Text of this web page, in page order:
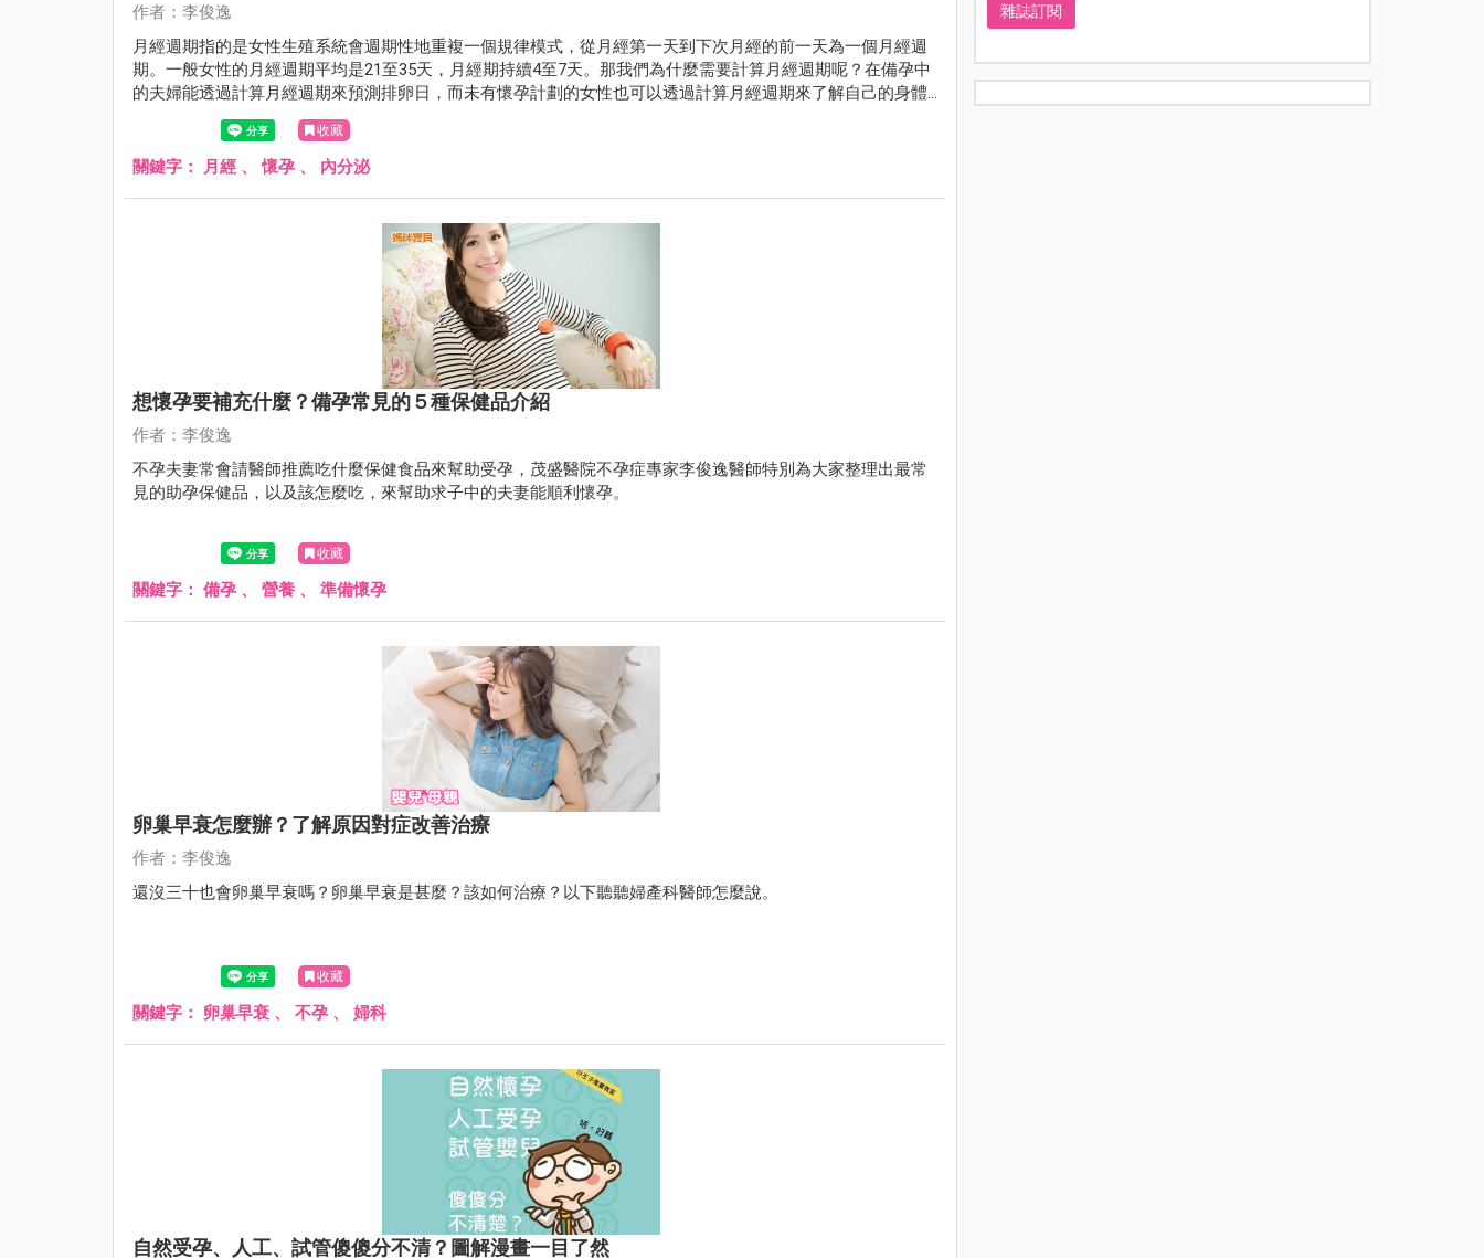
作者：李俊逸
月經週期指的是女性生殖系統會週期性地重複一個規律模式，從月經第一天到下次月經的前一天為一個月經週
期。一般女性的月經週期平均是21至35天，月經期持續4至7天。那我們為什麼需要計算月經週期呢？在備孕中
的夫婦能透過計算月經週期來預測排卵日，而未有懷孕計劃的女性也可以透過計算月經週期來了解自己的身體
收藏
關鍵字： 月經 、懷孕 、 內分泌
想懷孕要補充什麼？備孕常見的５種保健品介紹
作者：李俊逸
不孕夫妻常會請醫師推薦吃什麼保健食品來幫助受孕，茂盛醫院不孕症專家李俊逸醫師特別為大家整理出最常
見的助孕保健品，以及該怎麼吃，來幫助求子中的夫妻能順利懷孕。
收藏
關鍵字： 備孕 、 營養 、 準備懷孕
卵巢早衰怎麼辦？了解原因對症改善治療
作者：李俊逸
還沒三十也會卵巢早衰嗎？卵巢早衰是甚麼？該如何治療？以下聽聽婦產科醫師怎麼說。
收藏
關鍵字： 卵巢早衰 、 不孕 、 婦科
自然受孕、人工、試管傻傻分不清？圖解漫畫一目了然
雜誌訂閱